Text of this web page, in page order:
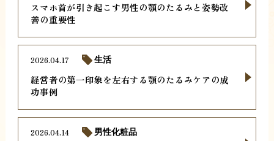
スマホ首が引き起こす男性の顎のたるみと姿勢改
善の重要性
経営者の第一印象を左右する顎のたるみケアの成
功事例
2026.04.17 生活
2026.04.14 男性化粧品